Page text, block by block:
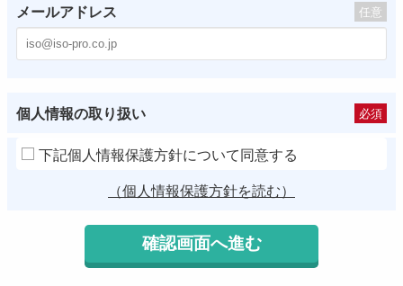
メールアドレス 任意
個人情報の取り扱い 必須
下記個人情報保護方針について同意する
（個人情報保護方針を読む）